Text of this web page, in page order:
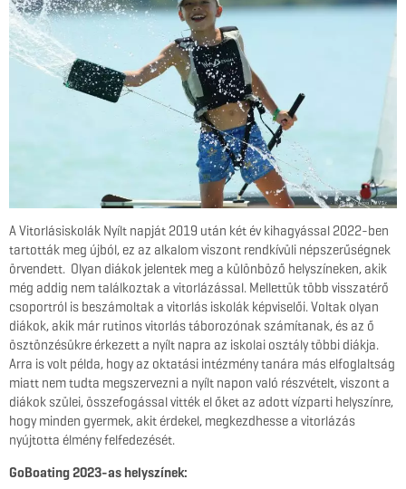
A Vitorlásiskolák Nyílt napját 2019 után két év kihagyással 2022-ben
tartották meg újból, ez az alkalom viszont rendkívüli népszerűségnek
örvendett. Olyan diákok jelentek meg a különböző helyszíneken, akik
még addig nem találkoztak a vitorlázással. Mellettük több visszatérő
csoportról is beszámoltak a vitorlás iskolák képviselői. Voltak olyan
diákok, akik már rutinos vitorlás táborozónak számítanak, és az ő
ösztönzésükre érkezett a nyílt napra az iskolai osztály többi diákja.
Arra is volt példa, hogy az oktatási intézmény tanára más elfoglaltság
miatt nem tudta megszervezni a nyílt napon való részvételt, viszont a
diákok szülei, összefogással vitték el őket az adott vízparti helyszínre,
hogy minden gyermek, akit érdekel, megkezdhesse a vitorlázás
nyújtotta élmény felfedezését.
GoBoating 2023-as helyszínek: